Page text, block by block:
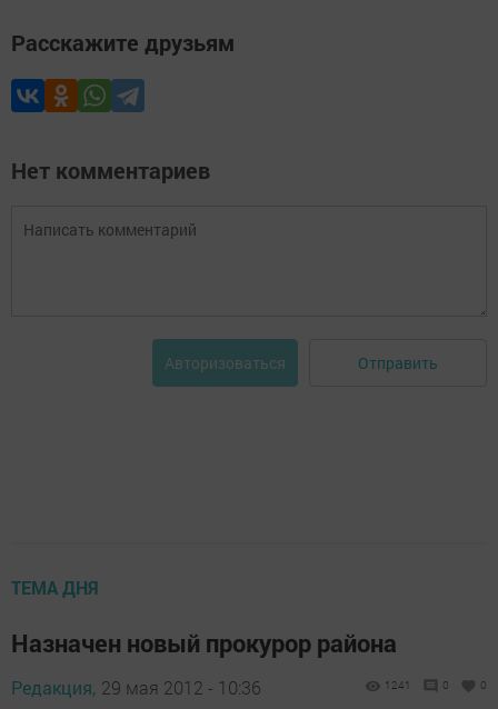
Расскажите друзьям
Нет комментариев
Авторизоваться Отправить
ТЕМА ДНЯ
Назначен новый прокурор района
Редакция, 29 мая 2012 - 10:36 1241 0 0